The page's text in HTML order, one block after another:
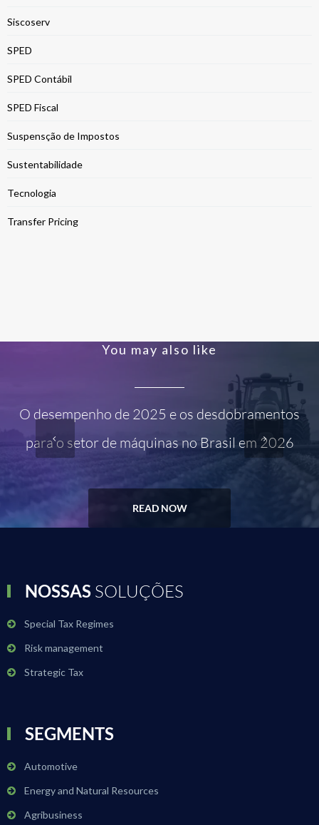
Siscoserv
SPED
SPED Contábil
SPED Fiscal
Suspensção de Impostos
Sustentabilidade
Tecnologia
Transfer Pricing
You may also like
O desempenho de 2025 e os desdobramentos
para o setor de máquinas no Brasil em 2026
READ NOW
NOSSAS SOLUÇÕES
Special Tax Regimes
Risk management
Strategic Tax
SEGMENTS
Automotive
Energy and Natural Resources
Agribusiness